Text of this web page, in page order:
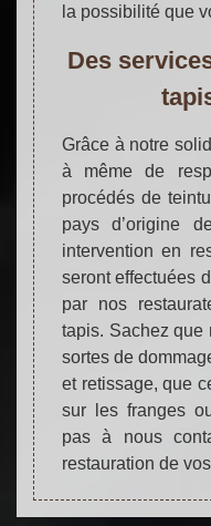
la possibilité que
Des
Grâce à notre
à même de
procédés de
pays d’origine
intervention en
seront effectuées
par nos
tapis. Sachez que
sortes de
et retissage, que
sur les franges
pas à nous
restauration de